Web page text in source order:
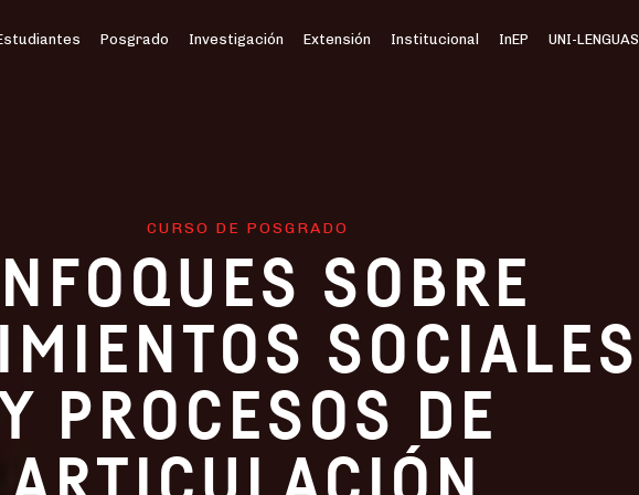
Posgrado Investigación Extensión Institucional InEP UNI-LENGUAS
CURSO DE POSGRADO
SOBRE
SOCIALES
PROCESOS DE